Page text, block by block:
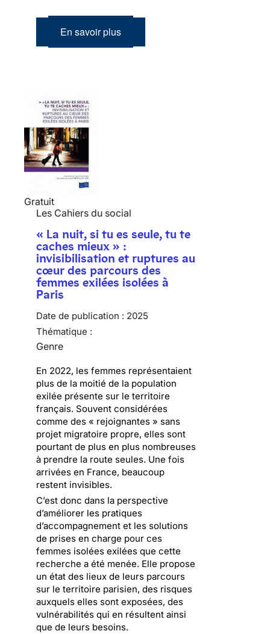
En savoir plus
Gratuit
Les Cahiers du social
« La nuit, si tu es seule, tu te
caches mieux » :
invisibilisation et ruptures au
cœur des parcours des
femmes exilées isolées à
Paris
Date de publication : 2025
Thématique :
Genre
En 2022, les femmes représentaient
plus de la moitié de la population
exilée présente sur le territoire
français. Souvent considérées
comme des « rejoignantes » sans
projet migratoire propre, elles sont
pourtant de plus en plus nombreuses
à prendre la route seules. Une fois
arrivées en France, beaucoup
restent invisibles.
C’est donc dans la perspective
d’améliorer les pratiques
d’accompagnement et les solutions
de prises en charge pour ces
femmes isolées exilées que cette
recherche a été menée. Elle propose
un état des lieux de leurs parcours
sur le territoire parisien, des risques
auxquels elles sont exposées, des
vulnérabilités qui en résultent ainsi
que de leurs besoins.